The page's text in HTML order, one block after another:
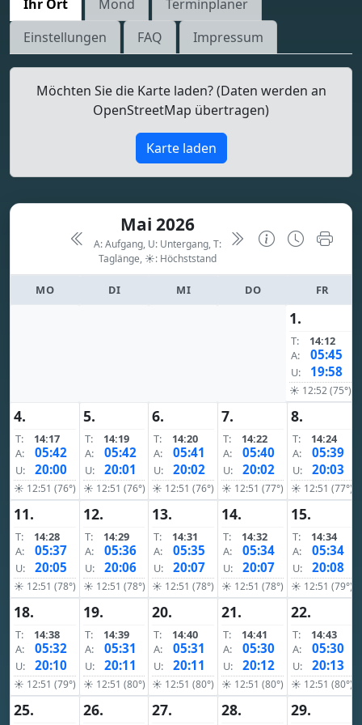
Ihr Ort Mond
Terminplaner
Einstellungen
FAQ Impressum
Möchten Sie die Karte laden? (Daten werden an
OpenStreetMap übertragen)
Karte laden
Mai 2026
A: Aufgang, U: Untergang, T:
Taglänge, ☀: Höchststand
MO DI MI DO FR
1.
T:
14:12
A:
05:45
U: 19:58
☀ 12:52 (75°)
4.
T:
14:17
A:
05:42
U: 20:00
☀ 12:51 (76°)
5.
T:
14:19
A:
05:42
U: 20:01
☀ 12:51 (76°)
6.
T:
14:20
A:
05:41
U: 20:02
☀ 12:51 (76°)
7.
T:
14:22
A:
05:40
U: 20:02
☀ 12:51 (77°)
8.
T:
14:24
A:
05:39
U: 20:03
☀ 12:51 (77°)
11.
T:
14:28
A:
05:37
U: 20:05
☀ 12:51 (78°)
12.
T:
14:29
A:
05:36
U: 20:06
☀ 12:51 (78°)
13.
T:
14:31
A:
05:35
U: 20:07
☀ 12:51 (78°)
14.
T:
14:32
A:
05:34
U: 20:07
☀ 12:51 (78°)
15.
T:
14:34
A:
05:34
U: 20:08
☀ 12:51 (79°)
18.
T:
14:38
A:
05:32
U: 20:10
☀ 12:51 (79°)
19.
T:
14:39
A:
05:31
U: 20:11
☀ 12:51 (80°)
20.
T:
14:40
A:
05:31
U: 20:11
☀ 12:51 (80°)
21.
T:
14:41
A:
05:30
U: 20:12
☀ 12:51 (80°)
22.
T:
14:43
A:
05:30
U: 20:13
☀ 12:51 (80°)
25. 26. 27. 28. 29.